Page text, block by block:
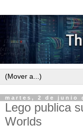
martes, 2 de junio
Lego publica
Worlds